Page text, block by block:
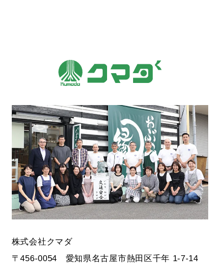
株式会社クマダ
〒456-0054 愛知県名古屋市熱田区千年 1-7-14